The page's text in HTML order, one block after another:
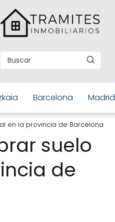
Barcelona Madrid
en la provincia de Barcelona
suelo
de